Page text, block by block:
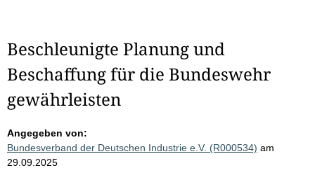
Beschleunigte Planung und
Beschaffung für die Bundeswehr
gewährleisten
Angegeben von:
Bundesverband der Deutschen Industrie e.V. (R000534) am
29.09.2025